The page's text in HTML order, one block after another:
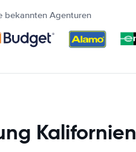
bekannten Agenturen
Kalifornien